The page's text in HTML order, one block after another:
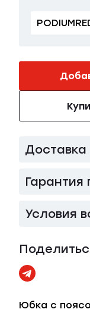
Гарантия
Условия
Юбка с